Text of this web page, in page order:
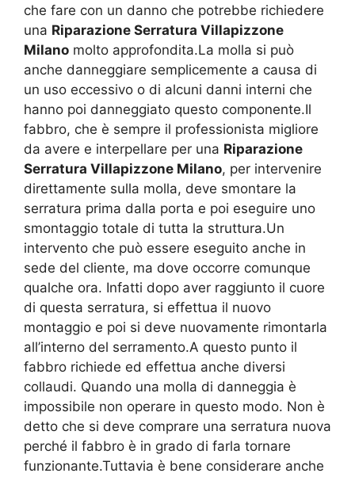
che fare con un danno che potrebbe richiedere
una Riparazione Serratura Villapizzone
Milano molto approfondita.La molla si può
anche danneggiare semplicemente a causa di
un uso eccessivo o di alcuni danni interni che
hanno poi danneggiato questo componente.Il
fabbro, che è sempre il professionista migliore
da avere e interpellare per una Riparazione
Serratura Villapizzone Milano, per intervenire
direttamente sulla molla, deve smontare la
serratura prima dalla porta e poi eseguire uno
smontaggio totale di tutta la struttura.Un
intervento che può essere eseguito anche in
sede del cliente, ma dove occorre comunque
qualche ora. Infatti dopo aver raggiunto il cuore
di questa serratura, si effettua il nuovo
montaggio e poi si deve nuovamente rimontarla
all’interno del serramento.A questo punto il
fabbro richiede ed effettua anche diversi
collaudi. Quando una molla di danneggia è
impossibile non operare in questo modo. Non è
detto che si deve comprare una serratura nuova
perché il fabbro è in grado di farla tornare
funzionante.Tuttavia è bene considerare anche